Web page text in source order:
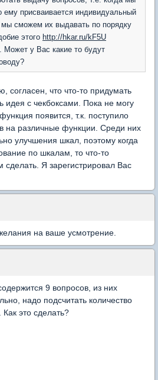
ему присваивается индивидуальный
мы сможем их выдавать по порядку
этого http://hkar.ru/kF5U
Может у Вас какие то будут
что что-то придумать
идея с чекбоксами. Пока не могу
появится, т.к. поступило
на различные функции. Среди них
улучшения шкал, поэтому когда
по шкалам, то что-то
Я зарегистрировал Вас
на ваше усмотрение.
9 вопросов, из них
надо подсчитать количество
это сделать?